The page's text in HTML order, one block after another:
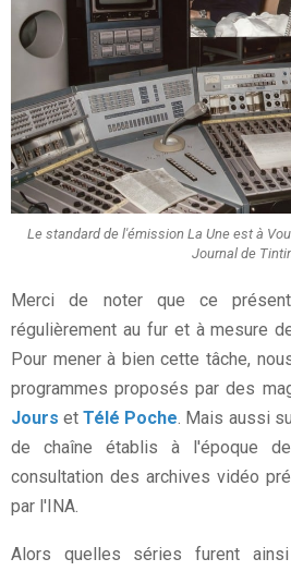
Le standard de l'émission La Une est à
Journal de
Merci de noter que ce
régulièrement au fur et à mesure
Pour mener à bien cette tâche,
programmes proposés par des
Jours etTélé Poche . Mais aussi
de chaîne établis à l'époque
consultation des archives vidéo
par l'INA.
Alors quelles séries furent ainsi